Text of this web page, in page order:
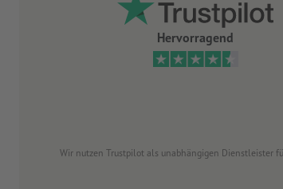
Hervorragend
Wir nutzen Trustpilot als unabhängigen Dienstleister